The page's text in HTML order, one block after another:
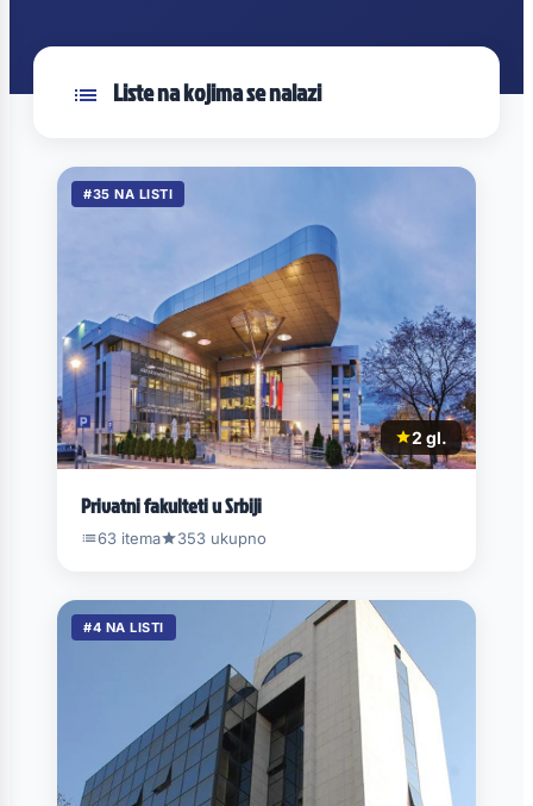
Liste na kojima se nalazi
#35 NA LISTI
2 gl.
Privatni fakulteti u Srbiji
63 itema 353 ukupno
#4 NA LISTI